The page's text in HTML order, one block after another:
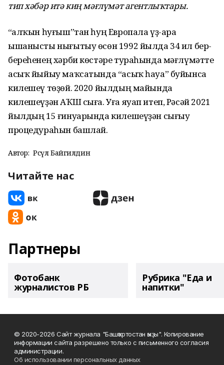
тип хәбәр итә киң мәғлүмәт агентлыҡтары.
“Һалҡын һуғыш”тан һуң Европала үҙ-ара
ышанысты нығытыу өсөн 1992 йылда 34 ил бер-
береһенең хәрби көстәре тураһында мәғлүмәтте
асыҡ йыйыу маҡсатында “асыҡ һауа” буйынса
килешеү төҙөй. 2020 йылдың майында
килешеүҙән АҠШ сыға. Уға яуап итеп, Рәсәй 2021
йылдың 15 ғинуарында килешеүҙән сығыу
процедураһын башлай.
Автор: Рәсүл Байгилдин
Читайте нас
Партнеры
Фотобанк
журналистов РБ
Рубрика "Еда и
напитки"
© 2020-2026 Сайт журнала "Башҡортостан ҡыҙы". Копирование
информации сайта разрешено только с письменного согласия
администрации.
Об использовании персональных данных